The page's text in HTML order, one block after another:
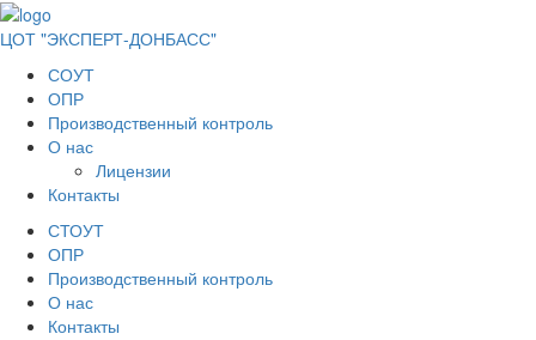
ЦОТ "ЭКСПЕРТ-ДОНБАСС"
СОУТ
ОПР
Производственный контроль
О нас
Лицензии
Контакты
СТОУТ
ОПР
Производственный контроль
О нас
Контакты